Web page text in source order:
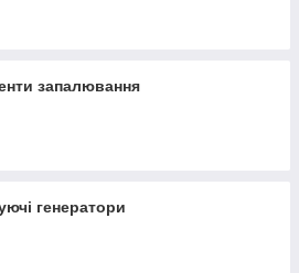
запалювання
генератори